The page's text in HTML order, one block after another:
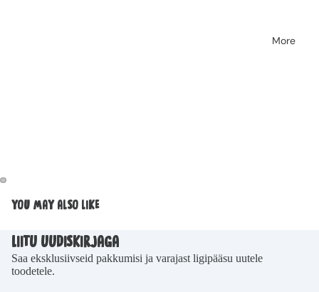
More
YOU MAY ALSO LIKE
LIITU UUDISKIRJAGA
Saa eksklusiivseid pakkumisi ja varajast ligipääsu uutele
toodetele.